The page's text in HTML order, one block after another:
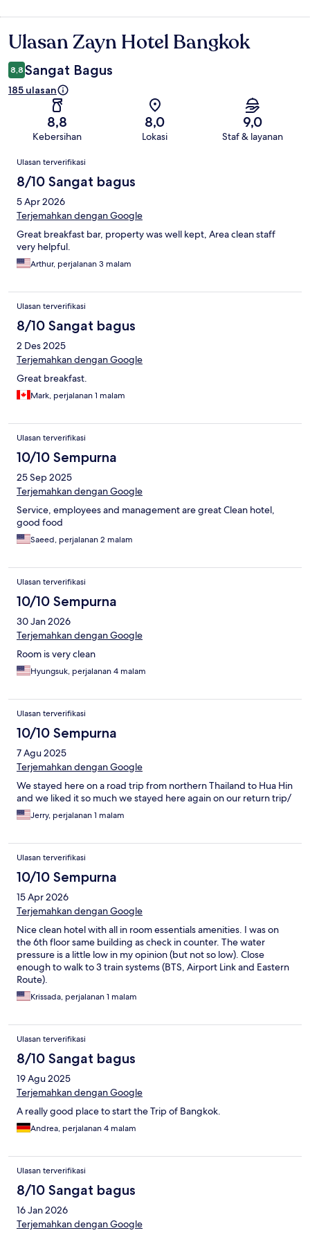
Ulasan
Ulasan Zayn Hotel Bangkok
8,8 Sangat Bagus
185 ulasan
8,8
Kebersihan
8,0
Lokasi
9,0
Staf & layanan
Ulasan
Ulasan terverifikasi
8/10 Sangat bagus
5 Apr 2026
Terjemahkan dengan Google
Great breakfast bar, property was well kept, Area clean staff
very helpful.
Arthur, perjalanan 3 malam
Ulasan terverifikasi
8/10 Sangat bagus
2 Des 2025
Terjemahkan dengan Google
Great breakfast.
Mark, perjalanan 1 malam
Ulasan terverifikasi
10/10 Sempurna
25 Sep 2025
Terjemahkan dengan Google
Service, employees and management are great Clean hotel,
good food
Saeed, perjalanan 2 malam
Ulasan terverifikasi
10/10 Sempurna
30 Jan 2026
Terjemahkan dengan Google
Room is very clean
Hyungsuk, perjalanan 4 malam
Ulasan terverifikasi
10/10 Sempurna
7 Agu 2025
Terjemahkan dengan Google
We stayed here on a road trip from northern Thailand to Hua Hin
and we liked it so much we stayed here again on our return trip/
Jerry, perjalanan 1 malam
Ulasan terverifikasi
10/10 Sempurna
15 Apr 2026
Terjemahkan dengan Google
Nice clean hotel with all in room essentials amenities. I was on
the 6th floor same building as check in counter. The water
pressure is a little low in my opinion (but not so low). Close
enough to walk to 3 train systems (BTS, Airport Link and Eastern
Route).
Krissada, perjalanan 1 malam
Ulasan terverifikasi
8/10 Sangat bagus
19 Agu 2025
Terjemahkan dengan Google
A really good place to start the Trip of Bangkok.
Andrea, perjalanan 4 malam
Ulasan terverifikasi
8/10 Sangat bagus
16 Jan 2026
Terjemahkan dengan Google